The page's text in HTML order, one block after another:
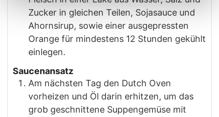
Zucker in gleichen Teilen, Sojasauce und
Ahornsirup, sowie einer ausgepressten
Orange für mindestens 12 Stunden gekühlt
einlegen.
Saucenansatz
Am nächsten Tag den Dutch Oven
vorheizen und Öl darin erhitzen, um das
grob geschnittene Suppengemüse mit